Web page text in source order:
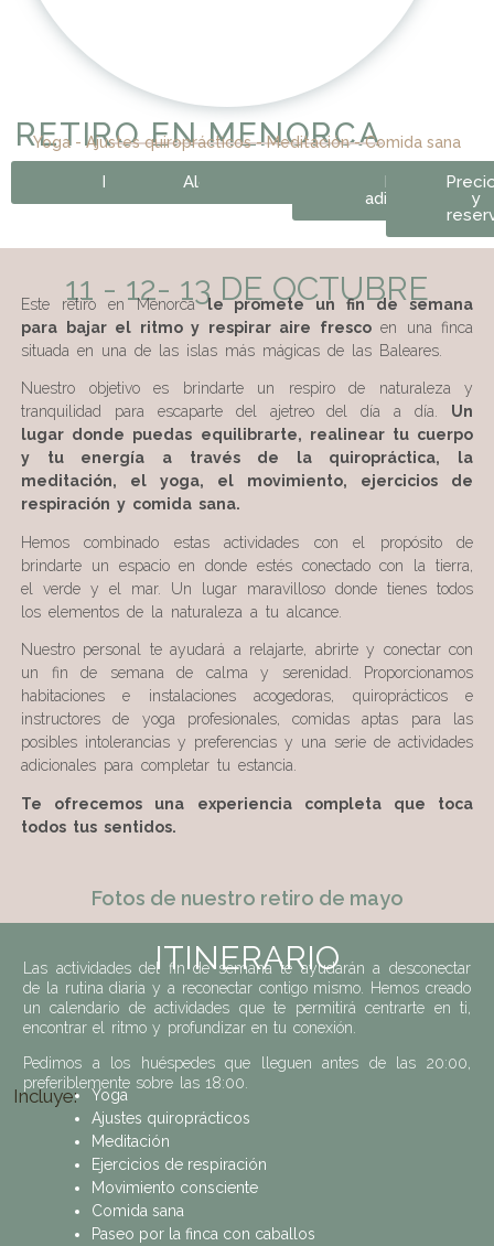
RETIRO EN MENORCA
Yoga - Ajustes quiroprácticos - Meditación - Comida sana
Itinerario Alojamiento
Info
adicional
y
11 - 12- 13 DE OCTUBRE
Este retiro en Menorcale promete un fin de semana
para bajar el ritmo y respirar aire frescoen una finca
situada en una de las islas más mágicas de las Baleares.
Nuestro objetivo es brindarte un respiro de naturaleza y
tranquilidad para escaparte del ajetreo del día a día. Un
lugar donde puedas equilibrarte, realinear tu cuerpo
y tu energía a través de la quiropráctica, la
meditación, el yoga, el movimiento, ejercicios de
respiración y comida sana.
Hemos combinado estas actividades con el propósito de
brindarte un espacio en donde estés conectado con la tierra,
el verde y el mar. Un lugar maravilloso donde tienes todos
los elementos de la naturaleza a tu alcance.
Nuestro personal te ayudará a relajarte, abrirte y conectar con
un fin de semana de calma y serenidad. Proporcionamos
habitaciones e instalaciones acogedoras, quiroprácticos e
instructores de yoga profesionales, comidas aptas para las
posibles intolerancias y preferencias y una serie de actividades
adicionales para completar tu estancia.
Te ofrecemos una experiencia completa que toca
todos tus sentidos.
Fotos de nuestro retiro de mayo
ITINERARIO
Las actividades del fin de semana te ayudarán a desconectar
de la rutina diaria y a reconectar contigo mismo. Hemos creado
un calendario de actividades que te permitirá centrarte en ti,
encontrar el ritmo y profundizar en tu conexión.
Pedimos a los huéspedes que lleguen antes de las 20:00,
preferiblemente sobre las 18:00.
Incluye:
Yoga
Ajustes quiroprácticos
Meditación
Ejercicios de respiración
Movimiento consciente
Comida sana
Paseo por la finca con caballos